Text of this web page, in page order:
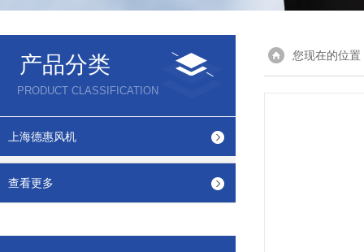
产品分类
PRODUCT CLASSIFICATION
上海德惠风机
查看更多
您现在的位置